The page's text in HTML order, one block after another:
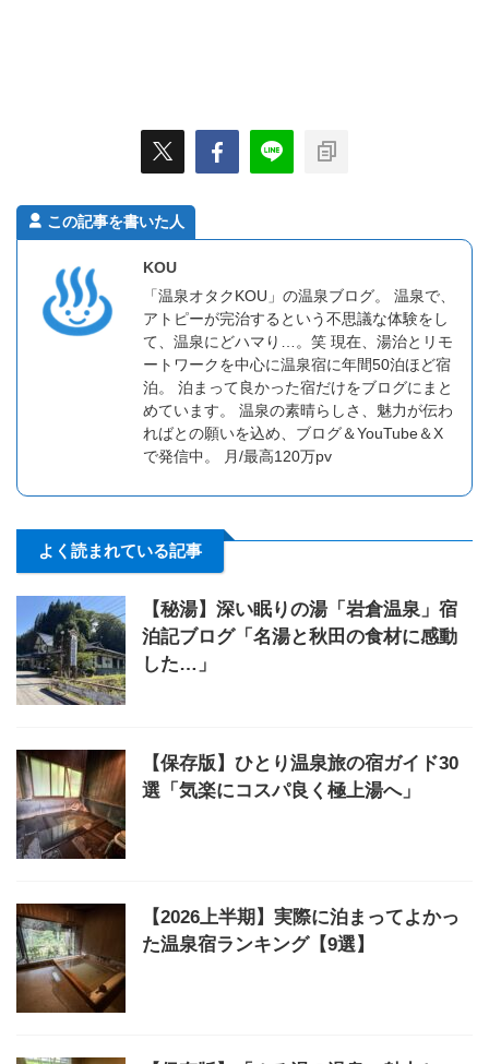
この記事を書いた人
KOU
「温泉オタクKOU」の温泉ブログ。 温泉で、
アトピーが完治するという不思議な体験をし
て、温泉にどハマり…。笑 現在、湯治とリモ
ートワークを中心に温泉宿に年間50泊ほど宿
泊。 泊まって良かった宿だけをブログにまと
めています。 温泉の素晴らしさ、魅力が伝わ
ればとの願いを込め、ブログ＆YouTube＆X
で発信中。 月/最高120万pv
よく読まれている記事
【秘湯】深い眠りの湯「岩倉温泉」宿
泊記ブログ「名湯と秋田の食材に感動
した…」
【保存版】ひとり温泉旅の宿ガイド30
選「気楽にコスパ良く極上湯へ」
【2026上半期】実際に泊まってよかっ
た温泉宿ランキング【9選】